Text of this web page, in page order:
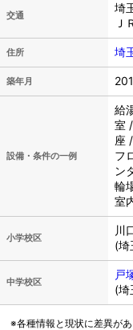
交通
埼
住所 埼
築年月
設備・条件の一例
給
室
座
フ
ン
輪
室
小学校区
川
(埼
中学校区
戸
(埼
※各種情報と現状に差異が